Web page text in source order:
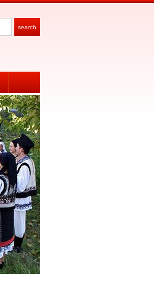
search